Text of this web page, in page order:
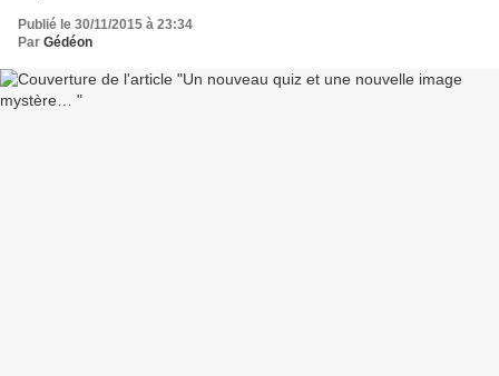
Publié le 30/11/2015 à 23:34
Par Gédéon